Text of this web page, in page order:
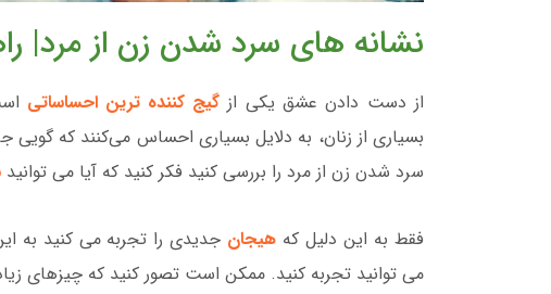
نشانه های سرد شدن زن از مرد|
از دست دادن عشق یکی از گیج کننده ترین احساساتی
بسیاری از زنان، به دلایل بسیاری احساس می‌کنند که
سرد شدن زن از مرد را بررسی کنید فکر کنید که آیا می توانید
فقط به این دلیل که هیجان جدیدی را تجربه می کنید به
می توانید تجربه کنید. ممکن است تصور کنید که چیزهای